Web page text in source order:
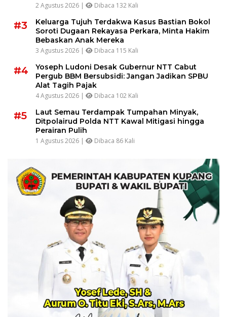
2 Agustus 2026 | Dibaca 132 Kali
#3
Keluarga Tujuh Terdakwa Kasus Bastian Bokol
Soroti Dugaan Rekayasa Perkara, Minta Hakim
Bebaskan Anak Mereka
3 Agustus 2026 | Dibaca 115 Kali
#4
Yoseph Ludoni Desak Gubernur NTT Cabut
Pergub BBM Bersubsidi: Jangan Jadikan SPBU
Alat Tagih Pajak
4 Agustus 2026 | Dibaca 102 Kali
#5
Laut Semau Terdampak Tumpahan Minyak,
Ditpolairud Polda NTT Kawal Mitigasi hingga
Perairan Pulih
1 Agustus 2026 | Dibaca 86 Kali